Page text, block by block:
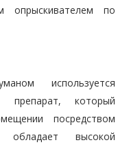
опрыскивателем по
используется
препарат, который
посредством
обладает высокой